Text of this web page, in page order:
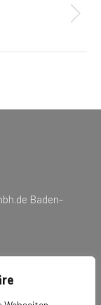
Baden-